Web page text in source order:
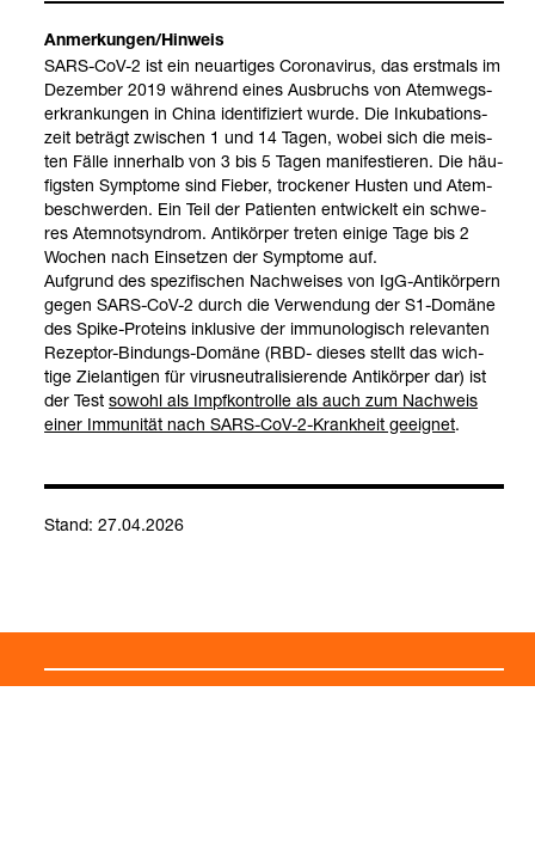
Anmer­kun­gen/Hin­weis
SARS-​CoV-​2 ist ein neu­ar­ti­ges Coro­na­vi­rus, das erst­mals im
Dezem­ber 2019 wäh­rend eines Aus­bruchs von Atem­wegs­
er­kran­kun­gen in China iden­ti­fi­ziert wurde. Die Inku­ba­ti­ons­
zeit beträgt zwi­schen 1 und 14 Tagen, wobei sich die meis­
ten Fälle inner­halb von 3 bis 5 Tagen mani­fes­tie­ren. Die häu­
figs­ten Sym­ptome sind Fie­ber, tro­cke­ner Hus­ten und Atem­
be­schwer­den. Ein Teil der Pati­en­ten ent­wi­ckelt ein schwe­
res Atem­not­syn­drom. Anti­kör­per tre­ten einige Tage bis 2
Wochen nach Ein­set­zen der Sym­ptome auf.
Auf­grund des spe­zi­fi­schen Nach­wei­ses von IgG-​Anti­kör­pern
gegen SARS-​CoV-​2 durch die Ver­wen­dung der S1-​Domäne
des Spike-​Pro­te­ins inklu­sive der immu­no­lo­gisch rele­van­ten
Rezep­tor-​Bin­dungs-​Domäne (RBD-​ die­ses stellt das wich­
tige Ziel­an­ti­gen für virus­neu­tra­li­sie­rende Anti­kör­per dar) ist
der Testsowohl als Impf­kon­trolle als auch zum Nach­weis
einer Immu­ni­tät nach SARS-​CoV-​2-​Krank­heit geeig­net.
Stand: 27.04.2026
SARS-​CoV-​2
Nach­weis)
neu­tra­li­sie­rende
Anti­kör­per
SARS-​CoV-​2-​T-​